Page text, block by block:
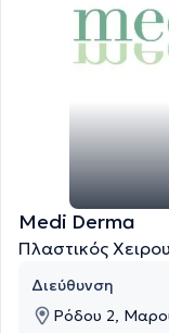
Medi Derma
Πλαστικός
Διεύθυνση
Ρόδου 2,